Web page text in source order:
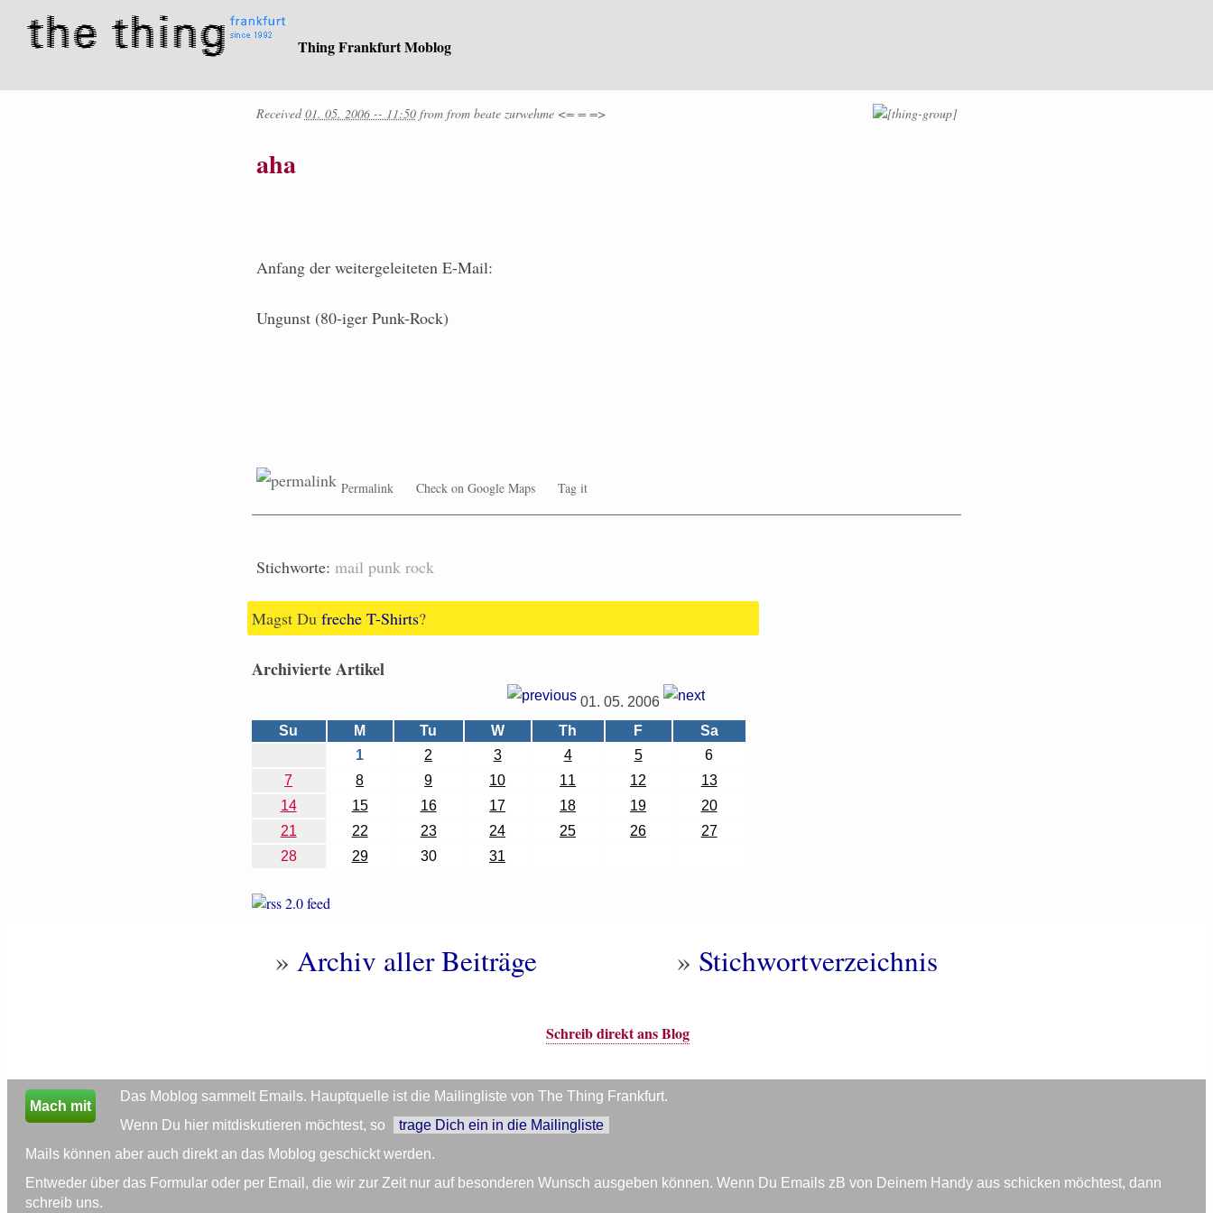
Thing Frankfurt Moblog
Received01. 05. 2006 -- 11:50from from beate zurwehme <= = =>
aha
Anfang der weitergeleiteten E-Mail:
Ungunst (80-iger Punk-Rock)
Permalink Check on Google Maps Tag it
Stichworte: mail punk rock
Magst Du freche T-Shirts?
Archivierte Artikel
01. 05. 2006
Su
M Tu W Th F
Sa
1
2 3 4 5
6
7
8 9 10 11 12
13
14
15 16 17 18 19
20
21
22 23 24 25 26
27
28
29 30 31
» Archiv aller Beiträge » Stichwortverzeichnis
Schreib direkt ans Blog
Mach mit
Das Moblog sammelt Emails. Hauptquelle ist die Mailingliste von The Thing Frankfurt.
Wenn Du hier mitdiskutieren möchtest, so
trage Dich ein in die Mailingliste
Mails können aber auch direkt an das Moblog geschickt werden.
Entweder über das Formular oder per Email, die wir zur Zeit nur auf besonderen Wunsch ausgeben können. Wenn Du Emails zB von Deinem Handy aus schicken möchtest, dann
schreib uns.